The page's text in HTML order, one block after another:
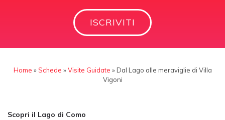
ISCRIVITI
Home »Schede »Visite Guidate » Dal Lago alle meraviglie di Villa
Vigoni
Scopri il Lago di Como